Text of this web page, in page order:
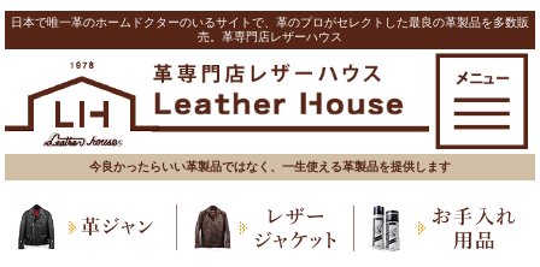
日本で唯一革のホームドクターのいるサイトで、革のプロがセレクトした最良の革製品を多数販
売。革専門店レザーハウス
今良かったらいい革製品ではなく、一生使える革製品を提供します